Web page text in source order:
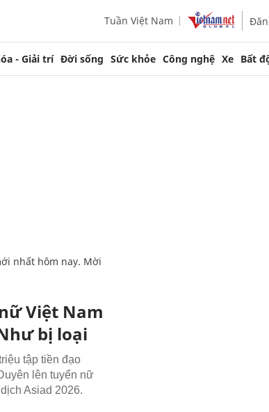
Tuần Việt Nam
- Giải trí Đời sống Sức khỏe Công nghệ Xe Bất
Việt Nam
bị loại
tập tiền đạo
lên tuyển nữ
Asiad 2026.